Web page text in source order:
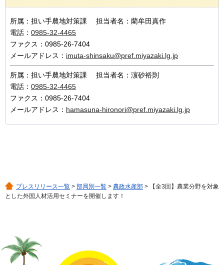
所属：担い手農地対策課 担当者名：藺牟田真作
電話： 0985-32-4465
ファクス：0985-26-7404
メールアドレス： imuta-shinsaku@pref.miyazaki.lg.jp
所属：担い手農地対策課 担当者名：濵砂裕則
電話： 0985-32-4465
ファクス：0985-26-7404
メールアドレス： hamasuna-hironori@pref.miyazaki.lg.jp
プレスリリース一覧 > 部局別一覧 > 農政水産部 > 【全3回】農業分野を対象
とした外国人材活用セミナーを開催します！